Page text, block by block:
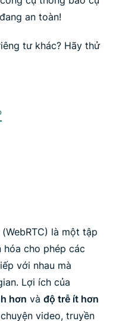
an toàn!
tư khác? Hãy thử
là một tập
hóa cho phép các
với nhau mà
Lợi ích của
hơn và độ trễ ít hơn
video, truyền